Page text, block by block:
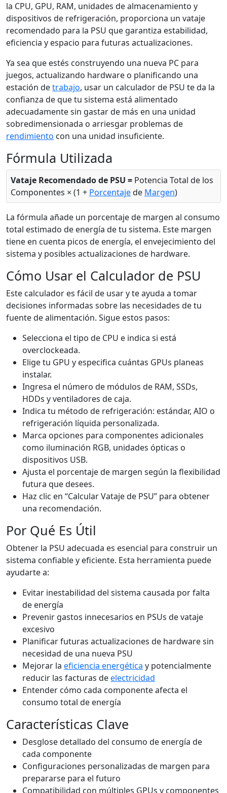
la CPU, GPU, RAM, unidades de almacenamiento y
dispositivos de refrigeración, proporciona un vataje
recomendado para la PSU que garantiza estabilidad,
eficiencia y espacio para futuras actualizaciones.
Ya sea que estés construyendo una nueva PC para
juegos, actualizando hardware o planificando una
estación detrabajo, usar un calculador de PSU te da la
confianza de que tu sistema está alimentado
adecuadamente sin gastar de más en una unidad
sobredimensionada o arriesgar problemas de
rendimiento con una unidad insuficiente.
Fórmula Utilizada
Vataje Recomendado de PSU = Potencia Total de los
Componentes × (1 + Porcentajede Margen)
La fórmula añade un porcentaje de margen al consumo
total estimado de energía de tu sistema. Este margen
tiene en cuenta picos de energía, el envejecimiento del
sistema y posibles actualizaciones de hardware.
Cómo Usar el Calculador de PSU
Este calculador es fácil de usar y te ayuda a tomar
decisiones informadas sobre las necesidades de tu
fuente de alimentación. Sigue estos pasos:
Selecciona el tipo de CPU e indica si está
overclockeada.
Elige tu GPU y especifica cuántas GPUs planeas
instalar.
Ingresa el número de módulos de RAM, SSDs,
HDDs y ventiladores de caja.
Indica tu método de refrigeración: estándar, AIO o
refrigeración líquida personalizada.
Marca opciones para componentes adicionales
como iluminación RGB, unidades ópticas o
dispositivos USB.
Ajusta el porcentaje de margen según la flexibilidad
futura que desees.
Haz clic en “Calcular Vataje de PSU” para obtener
una recomendación.
Por Qué Es Útil
Obtener la PSU adecuada es esencial para construir un
sistema confiable y eficiente. Esta herramienta puede
ayudarte a:
Evitar inestabilidad del sistema causada por falta
de energía
Prevenir gastos innecesarios en PSUs de vataje
excesivo
Planificar futuras actualizaciones de hardware sin
necesidad de una nueva PSU
Mejorar la eficiencia energética y potencialmente
reducir las facturas deelectricidad
Entender cómo cada componente afecta el
consumo total de energía
Características Clave
Desglose detallado del consumo de energía de
cada componente
Configuraciones personalizadas de margen para
prepararse para el futuro
Compatibilidad con múltiples GPUs y componentes